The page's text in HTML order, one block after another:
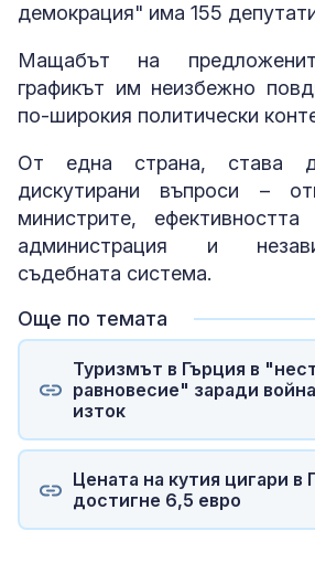
демокрация" има 155
Мащабът на
графикът им неизбежно
по-широкия политически
От една страна, става
дискутирани въпроси –
министрите,
администрация и
съдебната система.
Още по темата
Туризмът в Гърция в
равновесие" заради
изток
Цената на кутия цигари в
достигне 6,5 евро